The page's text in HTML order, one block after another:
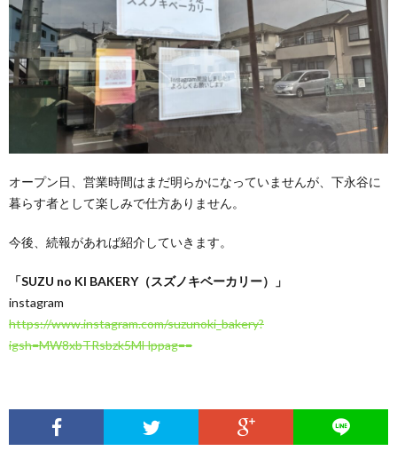
オープン日、営業時間はまだ明らかになっていませんが、下永谷に
暮らす者として楽しみで仕方ありません。
今後、続報があれば紹介していきます。
「SUZU no KI BAKERY（スズノキベーカリー）」
instagram
https://www.instagram.com/suzunoki_bakery?
igsh=MW8xbTRsbzk5MHppag==